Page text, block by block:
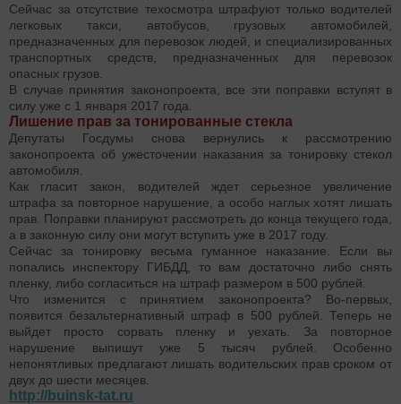
Сейчас за отсутствие техосмотра штрафуют только водителей
легковых такси, автобусов, грузовых автомобилей,
предназначенных для перевозок людей, и специализированных
транспортных средств, предназначенных для перевозок
опасных грузов.
В случае принятия законопроекта, все эти поправки вступят в
силу уже с 1 января 2017 года.
Лишение прав за тонированные стекла
Депутаты Госдумы снова вернулись к рассмотрению
законопроекта об ужесточении наказания за тонировку стекол
автомобиля.
Как гласит закон, водителей ждет серьезное увеличение
штрафа за повторное нарушение, а особо наглых хотят лишать
прав. Поправки планируют рассмотреть до конца текущего года,
а в законную силу они могут вступить уже в 2017 году.
Сейчас за тонировку весьма гуманное наказание. Если вы
попались инспектору ГИБДД, то вам достаточно либо снять
пленку, либо согласиться на штраф размером в 500 рублей.
Что изменится с принятием законопроекта? Во-первых,
появится безальтернативный штраф в 500 рублей. Теперь не
выйдет просто сорвать пленку и уехать. За повторное
нарушение выпишут уже 5 тысяч рублей. Особенно
непонятливых предлагают лишать водительских прав сроком от
двух до шести месяцев.
http://buinsk-tat.ru